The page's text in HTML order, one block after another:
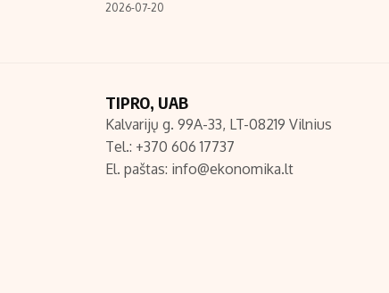
2026-07-20
TIPRO, UAB
Kalvarijų g. 99A-33, LT-08219 Vilnius
Tel.: +370 606 17737
El. paštas: info@ekonomika.lt